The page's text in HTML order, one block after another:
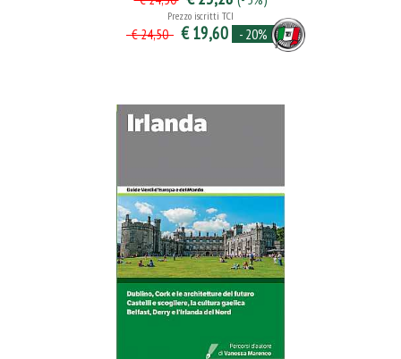
Prezzo iscritti TCI
€ 24,50 € 19,60 - 20%